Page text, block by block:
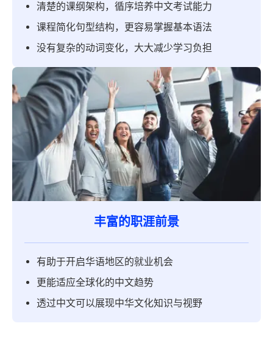
清楚的课纲架构，循序培养中文考试能力
课程简化句型结构，更容易掌握基本语法
没有复杂的动词变化，大大减少学习负担
丰富的职涯前景
有助于开启华语地区的就业机会
更能适应全球化的中文趋势
透过中文可以展现中华文化知识与视野